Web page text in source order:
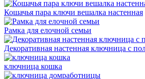
Кошачья пара ключи вешалка настенная
Рамка для елочной семьи
Декоративная настенная ключница с
ключница кошка